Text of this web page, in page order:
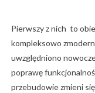
Pierwszy z nich to
kompleksowo
uwzględniono
poprawę
przebudowie zmieni